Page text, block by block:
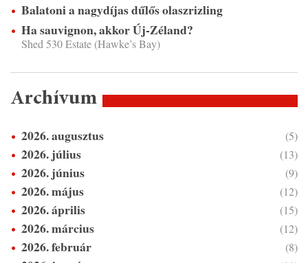
Balatoni a nagydíjas dűlős olaszrizling
Ha sauvignon, akkor Új-Zéland?
Shed 530 Estate (Hawke’s Bay)
Archívum
2026. augusztus (5)
2026. július (13)
2026. június (9)
2026. május (12)
2026. április (15)
2026. március (12)
2026. február (8)